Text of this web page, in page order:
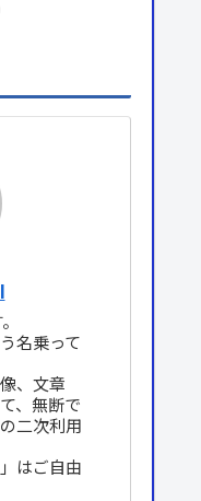
名乗って
、文章
、無断で
二次利用
はご自由